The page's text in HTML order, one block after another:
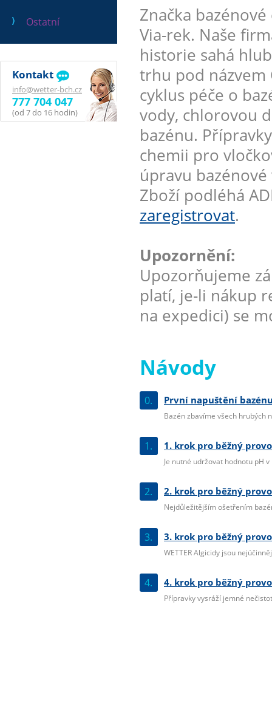
Ostatní
Kontakt
info@wetter-bch.cz
777 704 047
(od 7 do 16 hodin)
Značka
Via-rek. Naše
historie sahá
trhu pod názvem
cyklus péče o
vody, chlorovou
bazénu.
chemii pro
úpravu bazénové
Zboží podléhá
zaregistrovat.
Upozornění:
Upozorňujeme
platí, je-li nákup
na expedici) se
Návody
0. První napuštění
Bazén zbavíme všech hrubých
1. 1. krok pro běžný
Je nutné udržovat hodnotu pH
2. 2. krok pro běžný
Nejdůležitějším ošetřením
3. 3. krok pro běžný
WETTER Algicidy jsou
4. 4. krok pro běžný
Přípravky vysráží jemné